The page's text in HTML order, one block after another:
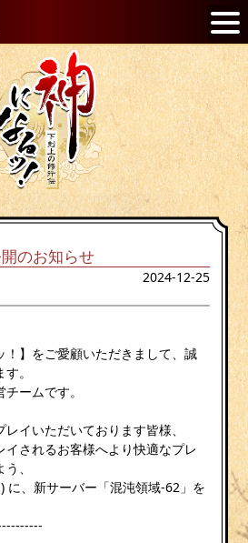
のお知らせ
2024-12-25
！】をご愛顧いただきまして、誠
。
ームです。
レイいただいております皆様、
イされるお客様へより快適なプレ
、
に、新サーバー「混沌領域-62」を